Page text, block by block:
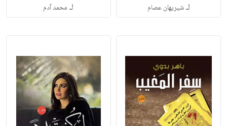
لـشيريهان عصام لـ محمد آدم